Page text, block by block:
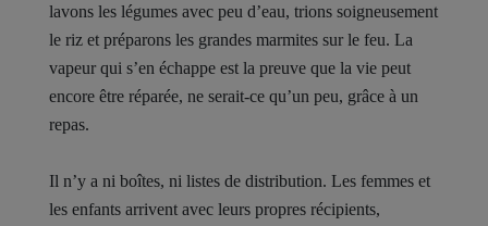
lavons les légumes avec peu d’eau, trions soigneusement
le riz et préparons les grandes marmites sur le feu. La
vapeur qui s’en échappe est la preuve que la vie peut
encore être réparée, ne serait-ce qu’un peu, grâce à un
repas.
Il n’y a ni boîtes, ni listes de distribution. Les femmes et
les enfants arrivent avec leurs propres récipients,